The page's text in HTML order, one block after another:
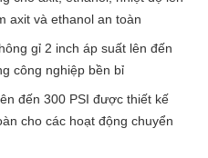
axit và ethanol an toàn
gỉ 2 inch áp suất lên đến
công nghiệp bền bỉ
đến 300 PSI được thiết kế
cho các hoạt động chuyển